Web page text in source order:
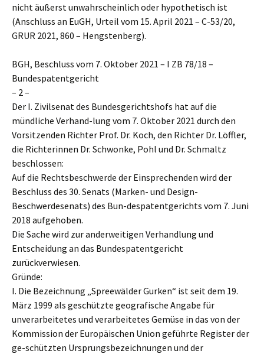
nicht äußerst unwahrscheinlich oder hypothetisch ist
(Anschluss an EuGH, Urteil vom 15. April 2021 – C-53/20,
GRUR 2021, 860 – Hengstenberg).
BGH, Beschluss vom 7. Oktober 2021 – I ZB 78/18 –
Bundespatentgericht
– 2 –
Der I. Zivilsenat des Bundesgerichtshofs hat auf die
mündliche Verhand-lung vom 7. Oktober 2021 durch den
Vorsitzenden Richter Prof. Dr. Koch, den Richter Dr. Löffler,
die Richterinnen Dr. Schwonke, Pohl und Dr. Schmaltz
beschlossen:
Auf die Rechtsbeschwerde der Einsprechenden wird der
Beschluss des 30. Senats (Marken- und Design-
Beschwerdesenats) des Bun-despatentgerichts vom 7. Juni
2018 aufgehoben.
Die Sache wird zur anderweitigen Verhandlung und
Entscheidung an das Bundespatentgericht
zurückverwiesen.
Gründe:
I. Die Bezeichnung „Spreewälder Gurken“ ist seit dem 19.
März 1999 als geschützte geografische Angabe für
unverarbeitetes und verarbeitetes Gemüse in das von der
Kommission der Europäischen Union geführte Register der
ge-schützten Ursprungsbezeichnungen und der